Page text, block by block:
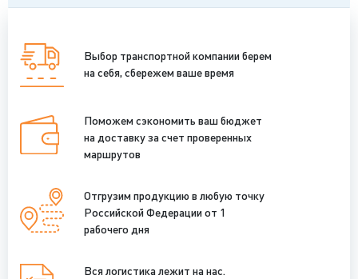
Выбор транспортной компании берем
на себя, сбережем ваше время
Поможем сэкономить ваш бюджет
на доставку за счет проверенных
маршрутов
Отгрузим продукцию в любую точку
Российской Федерации от 1
рабочего дня
Вся логистика лежит на нас.